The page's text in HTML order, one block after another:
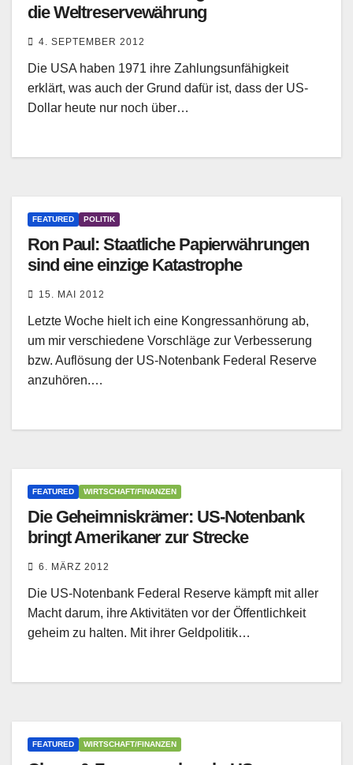
die Weltreservewährung
4. SEPTEMBER 2012
Die USA haben 1971 ihre Zahlungsunfähigkeit
erklärt, was auch der Grund dafür ist, dass der US-
Dollar heute nur noch über…
FEATURED POLITIK
Ron Paul: Staatliche Papierwährungen
sind eine einzige Katastrophe
15. MAI 2012
Letzte Woche hielt ich eine Kongressanhörung ab,
um mir verschiedene Vorschläge zur Verbesserung
bzw. Auflösung der US-Notenbank Federal Reserve
anzuhören.…
FEATURED WIRTSCHAFT/FINANZEN
Die Geheimniskrämer: US-Notenbank
bringt Amerikaner zur Strecke
6. MÄRZ 2012
Die US-Notenbank Federal Reserve kämpft mit aller
Macht darum, ihre Aktivitäten vor der Öffentlichkeit
geheim zu halten. Mit ihrer Geldpolitik…
FEATURED WIRTSCHAFT/FINANZEN